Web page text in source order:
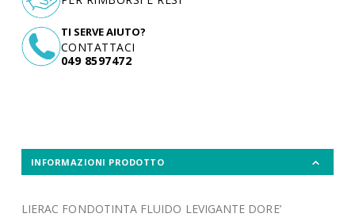
TI SERVE AIUTO?
CONTATTACI
049 8597472
INFORMAZIONI PRODOTTO
LIERAC FONDOTINTA FLUIDO LEVIGANTE DORE’